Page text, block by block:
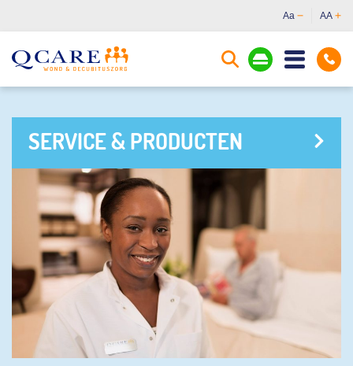
Aa AA
SERVICE & PRODUCTEN